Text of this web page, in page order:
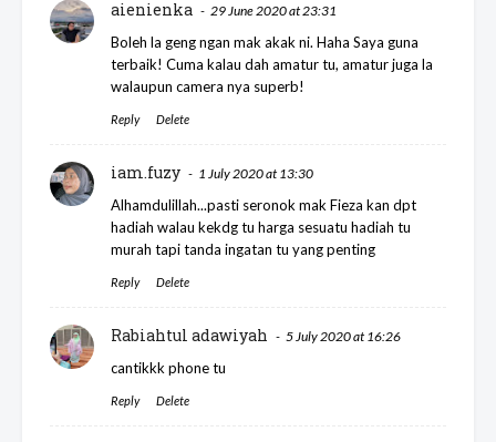
aienienka 29 June 2020 at 23:31
Boleh la geng ngan mak akak ni. Haha Saya guna
terbaik! Cuma kalau dah amatur tu, amatur juga la
walaupun camera nya superb!
Reply Delete
iam.fuzy 1 July 2020 at 13:30
Alhamdulillah...pasti seronok mak Fieza kan dpt
hadiah walau kekdg tu harga sesuatu hadiah tu
murah tapi tanda ingatan tu yang penting
Reply Delete
Rabiahtul adawiyah 5 July 2020 at 16:26
cantikkk phone tu
Reply Delete